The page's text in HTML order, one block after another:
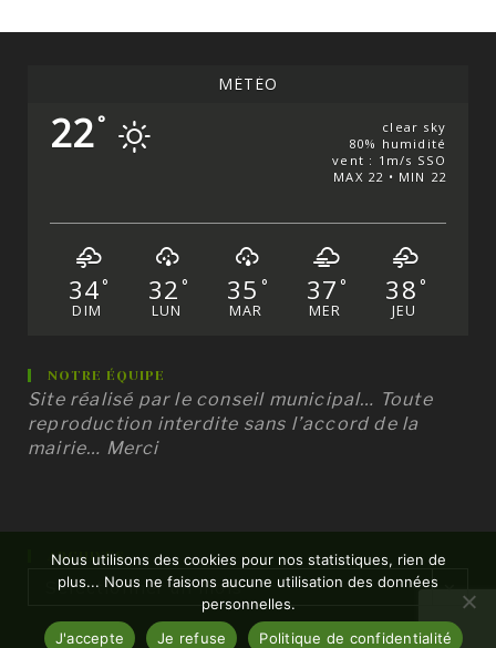
MÉTÉO
22°
clear sky
80% humidité
vent : 1m/s SSO
MAX 22 • MIN 22
34 °
DIM
32 °
LUN
35 °
MAR
37 °
MER
38 °
JEU
NOTRE ÉQUIPE
Site réalisé par le conseil municipal… Toute
reproduction interdite sans l’accord de la
mairie… Merci
ARCHIVES
Archives
Sélectionner un mois
Nous utilisons des cookies pour nos statistiques, rien de
plus... Nous ne faisons aucune utilisation des données
personnelles.
J'accepte
Je refuse Politique de confidentialité